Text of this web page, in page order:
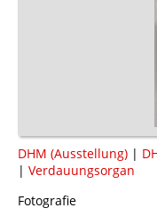
DHM (Ausstellung) |
| Verdauungsorgan
Fotografie